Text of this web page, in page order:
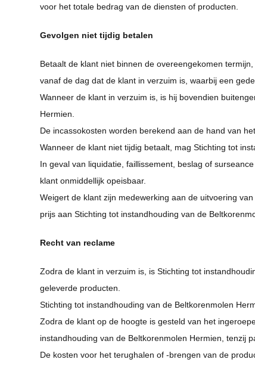
voor het totale bedrag van de diensten of producten.
Gevolgen niet tijdig betalen
Betaalt de klant niet binnen de overeengekomen
vanaf de dag dat de klant in verzuim is, waarbij een
Wanneer de klant in verzuim is, is hij bovendien
Hermien.
De incassokosten worden berekend aan de hand van
Wanneer de klant niet tijdig betaalt, mag Stichting tot
In geval van liquidatie, faillissement, beslag of
klant onmiddellijk opeisbaar.
Weigert de klant zijn medewerking aan de uitvoering
prijs aan Stichting tot instandhouding van de
Recht van reclame
Zodra de klant in verzuim is, is Stichting tot
geleverde producten.
Stichting tot instandhouding van de Beltkorenmolen
Zodra de klant op de hoogte is gesteld van het
instandhouding van de Beltkorenmolen Hermien, tenzij
De kosten voor het terughalen of -brengen van de